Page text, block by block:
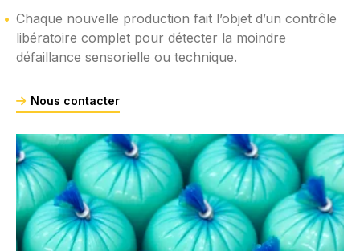
Chaque nouvelle production fait l’objet d’un contrôle
libératoire complet pour détecter la moindre
défaillance sensorielle ou technique.
Nous contacter